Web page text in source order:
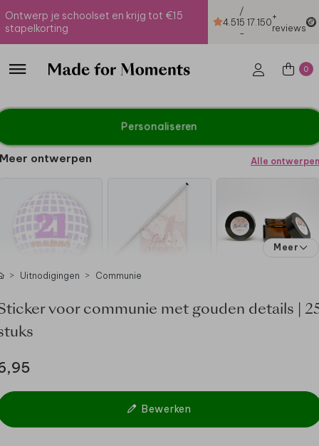
Ontwerp je schoolset en krijg tot €15
stapelkorting
4.51
/
5
-
17.150+
reviews
0
Personaliseren
Meer ontwerpen Alle ontwerpen
Meer
Uitnodigingen Communie
voor communie met gouden details |
Bewerken